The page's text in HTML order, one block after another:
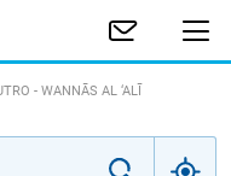
- WANNĀS AL ‘ALĪ